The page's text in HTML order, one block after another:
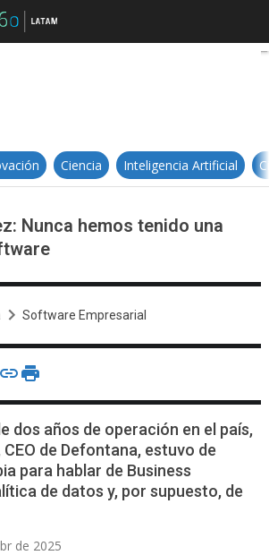
Diego González: Nunca hemos
Ciencia Inteligencia Artificial
Nunca hemos tenido una
Software Empresarial
dos años de operación en el país,
de Defontana, estuvo de
para hablar de Business
de datos y, por supuesto, de
de 2025